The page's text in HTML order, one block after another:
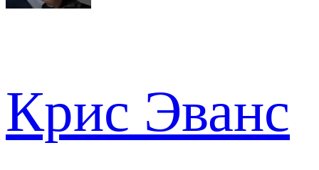
Крис Эванс